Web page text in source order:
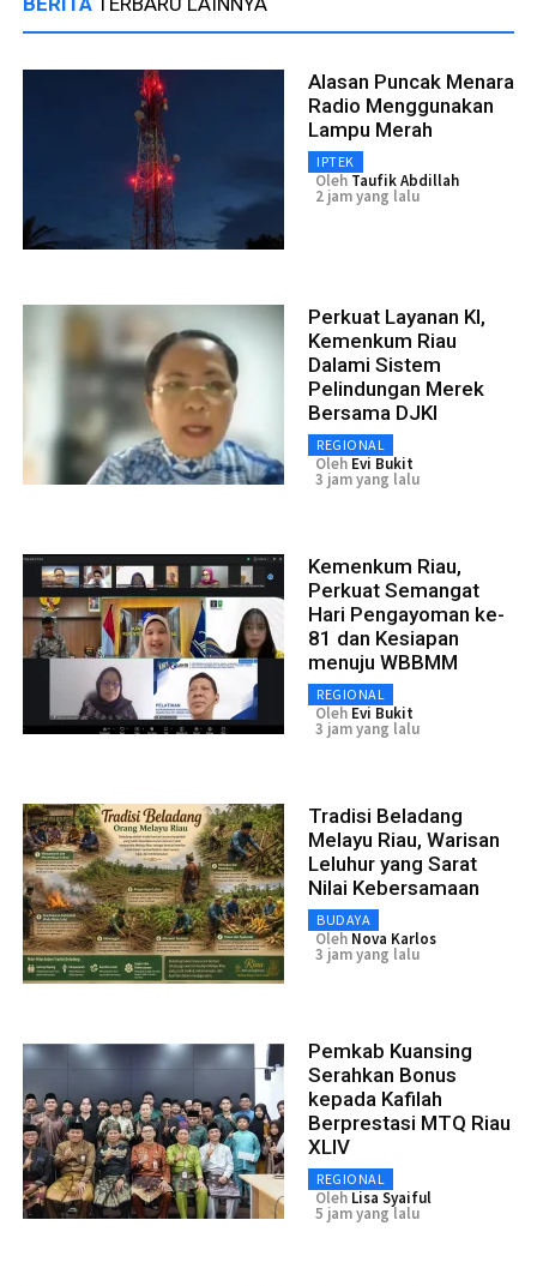
Alasan Puncak Menara
Radio Menggunakan
Lampu Merah
IPTEK
Oleh Taufik Abdillah
2 jam yang lalu
Perkuat Layanan KI,
Kemenkum Riau
Dalami Sistem
Pelindungan Merek
Bersama DJKI
REGIONAL
Oleh Evi Bukit
3 jam yang lalu
Kemenkum Riau,
Perkuat Semangat
Hari Pengayoman ke-
81 dan Kesiapan
menuju WBBMM
REGIONAL
Oleh Evi Bukit
3 jam yang lalu
Tradisi Beladang
Melayu Riau, Warisan
Leluhur yang Sarat
Nilai Kebersamaan
BUDAYA
Oleh Nova Karlos
3 jam yang lalu
Pemkab Kuansing
Serahkan Bonus
kepada Kafilah
Berprestasi MTQ Riau
XLIV
REGIONAL
Oleh Lisa Syaiful
5 jam yang lalu